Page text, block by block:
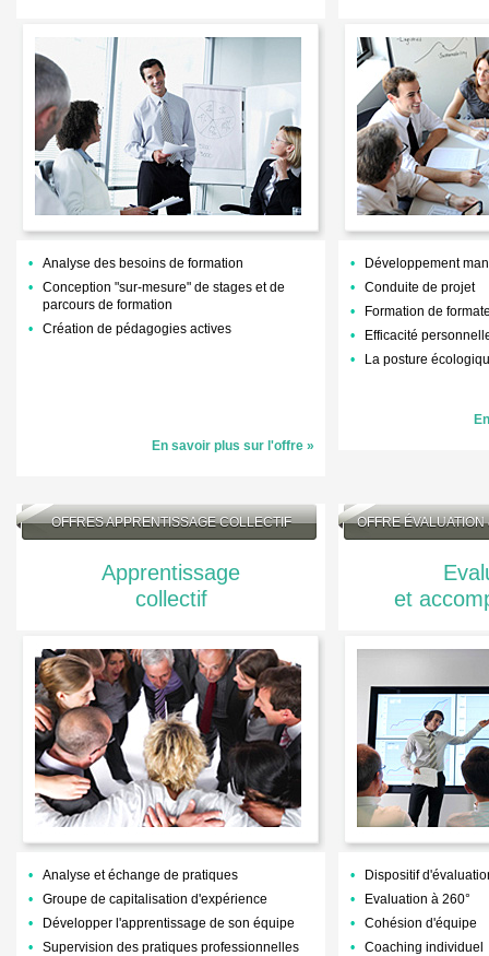
Analyse des besoins de formation
Conception "sur-mesure" de stages et de
parcours de formation
Création de pédagogies actives
En savoir plus sur l'offre »
Développement
Conduite de projet
Formation de
Efficacité
La posture
OFFRES APPRENTISSAGE COLLECTIF
Apprentissage
collectif
Analyse et échange de pratiques
Groupe de capitalisation d'expérience
Développer l'apprentissage de son équipe
Supervision des pratiques professionnelles
OFFRE
et
Dispositif
Evaluation à 260°
Cohésion d'équipe
Coaching individuel